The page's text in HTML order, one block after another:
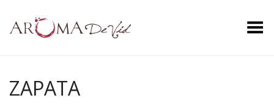
Menú
ZAPATA